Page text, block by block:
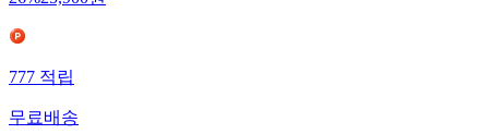
777적립
무료배송